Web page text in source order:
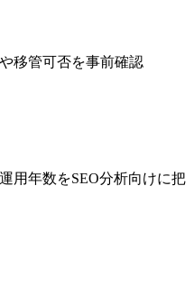
移管可否を事前確認
用年数をSEO分析向けに把